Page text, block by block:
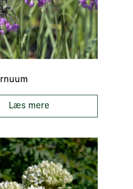
Læs mere